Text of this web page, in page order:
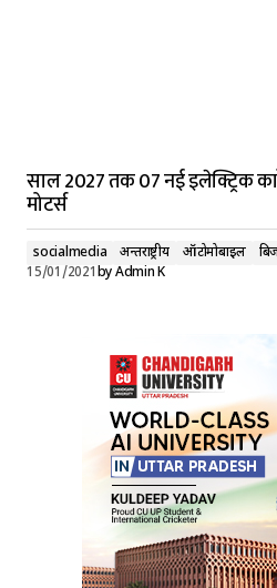
साल 2027 तक 07 नई इलेक्ट्रिक
मोटर्स
socialmedia अन्तर्राष्ट्रीय ऑटोमोबाइल
15/01/2021byAdmin K